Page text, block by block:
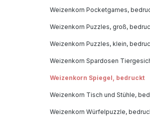
Weizenkorn Pocketgames,
Weizenkorn Puzzles, groß,
Weizenkorn Puzzles, klein,
Weizenkorn Spardosen
Weizenkorn Spiegel, bedruckt
Weizenkorn Tisch und Stühle,
Weizenkorn Würfelpuzzle,